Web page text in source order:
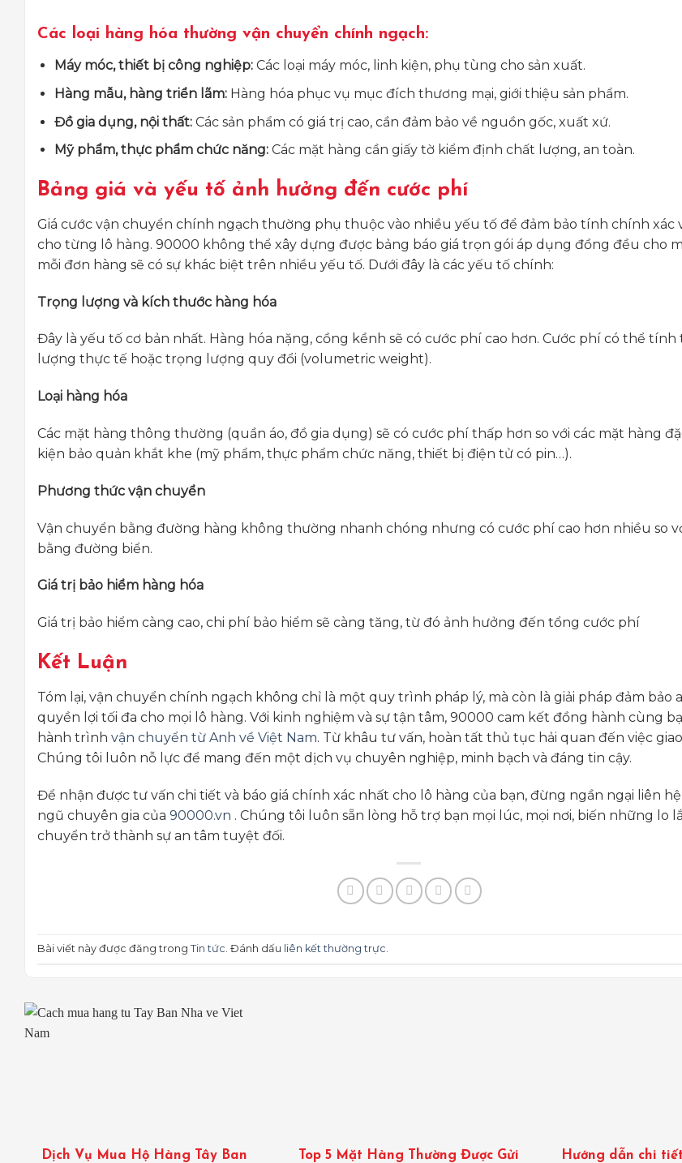
Các loại hàng hóa thường vận chuyển chính ngạch:
Máy móc, thiết bị công nghiệp:Các loại máy móc, linh kiện, phụ tùng cho sản xuất.
Hàng mẫu, hàng triển lãm:Hàng hóa phục vụ mục đích thương mại, giới thiệu sản phẩm.
Đồ gia dụng, nội thất:Các sản phẩm có giá trị cao, cần đảm bảo về nguồn gốc, xuất xứ.
Mỹ phẩm, thực phẩm chức năng:Các mặt hàng cần giấy tờ kiểm định chất lượng, an toàn.
Bảng giá và yếu tố ảnh hưởng đến cước phí
Giá cước vận chuyển chính ngạch thường phụ thuộc vào nhiều yếu tố để đảm bảo tính chính xác
cho từng lô hàng. 90000 không thể xây dựng được bảng báo giá trọn gói áp dụng đồng đều cho
mỗi đơn hàng sẽ có sự khác biệt trên nhiều yếu tố. Dưới đây là các yếu tố chính:
Trọng lượng và kích thước hàng hóa
Đây là yếu tố cơ bản nhất. Hàng hóa nặng, cồng kềnh sẽ có cước phí cao hơn. Cước phí có thể
lượng thực tế hoặc trọng lượng quy đổi (volumetric weight).
Loại hàng hóa
Các mặt hàng thông thường (quần áo, đồ gia dụng) sẽ có cước phí thấp hơn so với các mặt hàng
kiện bảo quản khắt khe (mỹ phẩm, thực phẩm chức năng, thiết bị điện tử có pin…).
Phương thức vận chuyển
Vận chuyển bằng đường hàng không thường nhanh chóng nhưng có cước phí cao hơn nhiều so
bằng đường biển.
Giá trị bảo hiểm hàng hóa
Giá trị bảo hiểm càng cao, chi phí bảo hiểm sẽ càng tăng, từ đó ảnh hưởng đến tổng cước phí
Kết Luận
Tóm lại, vận chuyển chính ngạch không chỉ là một quy trình pháp lý, mà còn là giải pháp đảm bảo
quyền lợi tối đa cho mọi lô hàng. Với kinh nghiệm và sự tận tâm, 90000 cam kết đồng hành cùng
hành trình vận chuyển từ Anh về Việt Nam. Từ khâu tư vấn, hoàn tất thủ tục hải quan đến việc
Chúng tôi luôn nỗ lực để mang đến một dịch vụ chuyên nghiệp, minh bạch và đáng tin cậy.
Để nhận được tư vấn chi tiết và báo giá chính xác nhất cho lô hàng của bạn, đừng ngần ngại liên
ngũ chuyên gia của 90000.vn . Chúng tôi luôn sẵn lòng hỗ trợ bạn mọi lúc, mọi nơi, biến những lo
chuyển trở thành sự an tâm tuyệt đối.
Bài viết này được đăng trong Tin tức . Đánh dấu liên kết thường trực
Dịch Vụ Mua Hộ Hàng Tây Ban Top 5 Mặt Hàng Thường Được Gửi Hướng dẫn chi